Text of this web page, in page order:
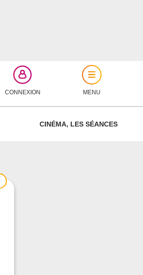
CONNEXION MENU
CINÉMA, LES SÉANCES
FERMER